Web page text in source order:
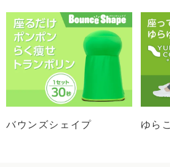
バウンズシェイプ ゆら